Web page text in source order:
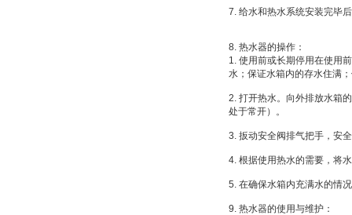
7. 给水和热水系统安装完毕
8. 热水器的操作：
1. 使用前或长期停用在使用
水；保证水箱内的存水住满
2. 打开热水。向外排放水箱
处于常开）。
3. 扳动安全阀排气把手，安
4. 根据使用热水的需要，将
5. 在确保水箱内充满水的情
9. 热水器的使用与维护：